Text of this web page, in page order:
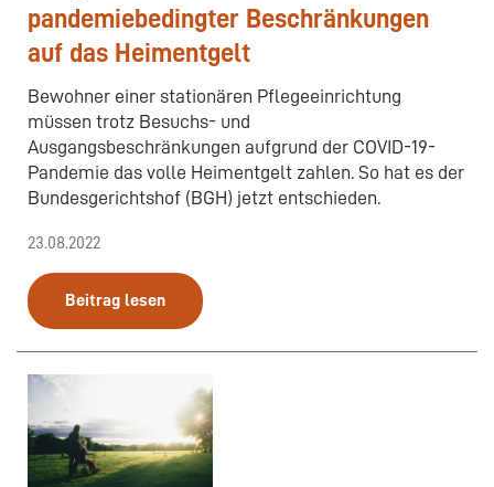
pandemiebedingter Beschränkungen
auf das Heimentgelt
Bewohner einer stationären Pflegeeinrichtung
müssen trotz Besuchs- und
Ausgangsbeschränkungen aufgrund der COVID-19-
Pandemie das volle Heimentgelt zahlen. So hat es der
Bundesgerichtshof (BGH) jetzt entschieden.
23.08.2022
Beitrag lesen